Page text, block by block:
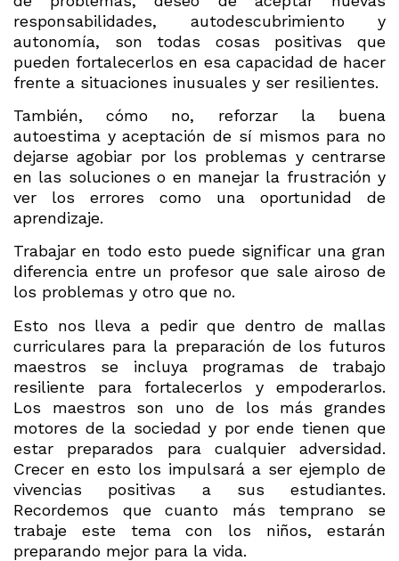
responsabilidades, autodescubrimiento y
autonomía, son todas cosas positivas que
pueden fortalecerlos en esa capacidad de hacer
frente a situaciones inusuales y ser resilientes.
También, cómo no, reforzar la buena
autoestima y aceptación de sí mismos para no
dejarse agobiar por los problemas y centrarse
en las soluciones o en manejar la frustración y
ver los errores como una oportunidad de
aprendizaje.
Trabajar en todo esto puede significar una gran
diferencia entre un profesor que sale airoso de
los problemas y otro que no.
Esto nos lleva a pedir que dentro de mallas
curriculares para la preparación de los futuros
maestros se incluya programas de trabajo
resiliente para fortalecerlos y empoderarlos.
Los maestros son uno de los más grandes
motores de la sociedad y por ende tienen que
estar preparados para cualquier adversidad.
Crecer en esto los impulsará a ser ejemplo de
vivencias positivas a sus estudiantes.
Recordemos que cuanto más temprano se
trabaje este tema con los niños, estarán
preparando mejor para la vida.